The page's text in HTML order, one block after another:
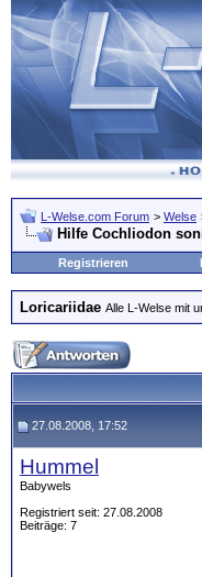
L-Welse.com Forum > Welse
Hilfe Cochliodon
Registrieren
Loricariidae Alle L-Welse mit
27.08.2008, 17:52
Hummel
Babywels
Registriert seit: 27.08.2008
Beiträge: 7